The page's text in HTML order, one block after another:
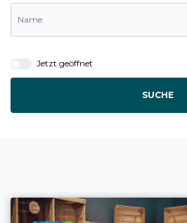
Jetzt geöffnet
SUCHE